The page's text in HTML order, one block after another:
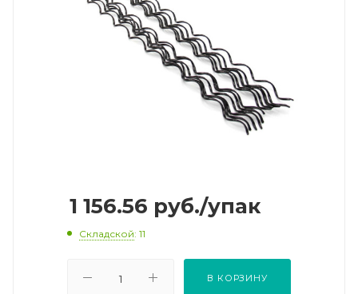
1 156.56 руб./упак
Складской: 11
В КОРЗИНУ